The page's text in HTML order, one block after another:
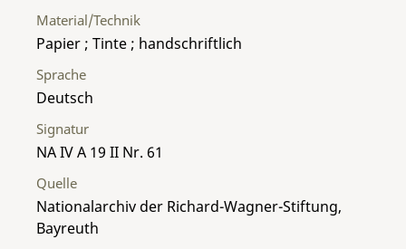
Material/Technik
Papier ; Tinte ; handschriftlich
Sprache
Deutsch
Signatur
NA IV A 19 II Nr. 61
Quelle
Nationalarchiv der Richard-Wagner-Stiftung,
Bayreuth